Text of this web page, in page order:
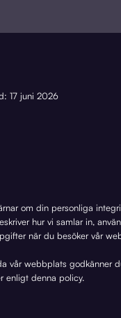
17 juni 2026
om din personliga
hur vi samlar in,
när du besöker vår
vår webbplats godkänner
enligt denna policy.